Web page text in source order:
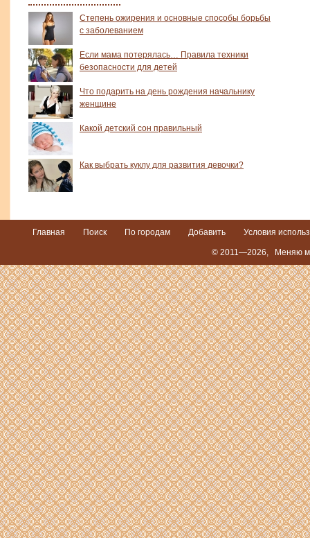
Степень ожирения и основные способы борьбы
с заболеванием
Если мама потерялась… Правила техники
безопасности для детей
Что подарить на день рождения начальнику
женщине
Какой детский сон правильный
Как выбрать куклу для развития девочки?
Главная Поиск По городам Добавить Условия
© 2011—2026, Меняю